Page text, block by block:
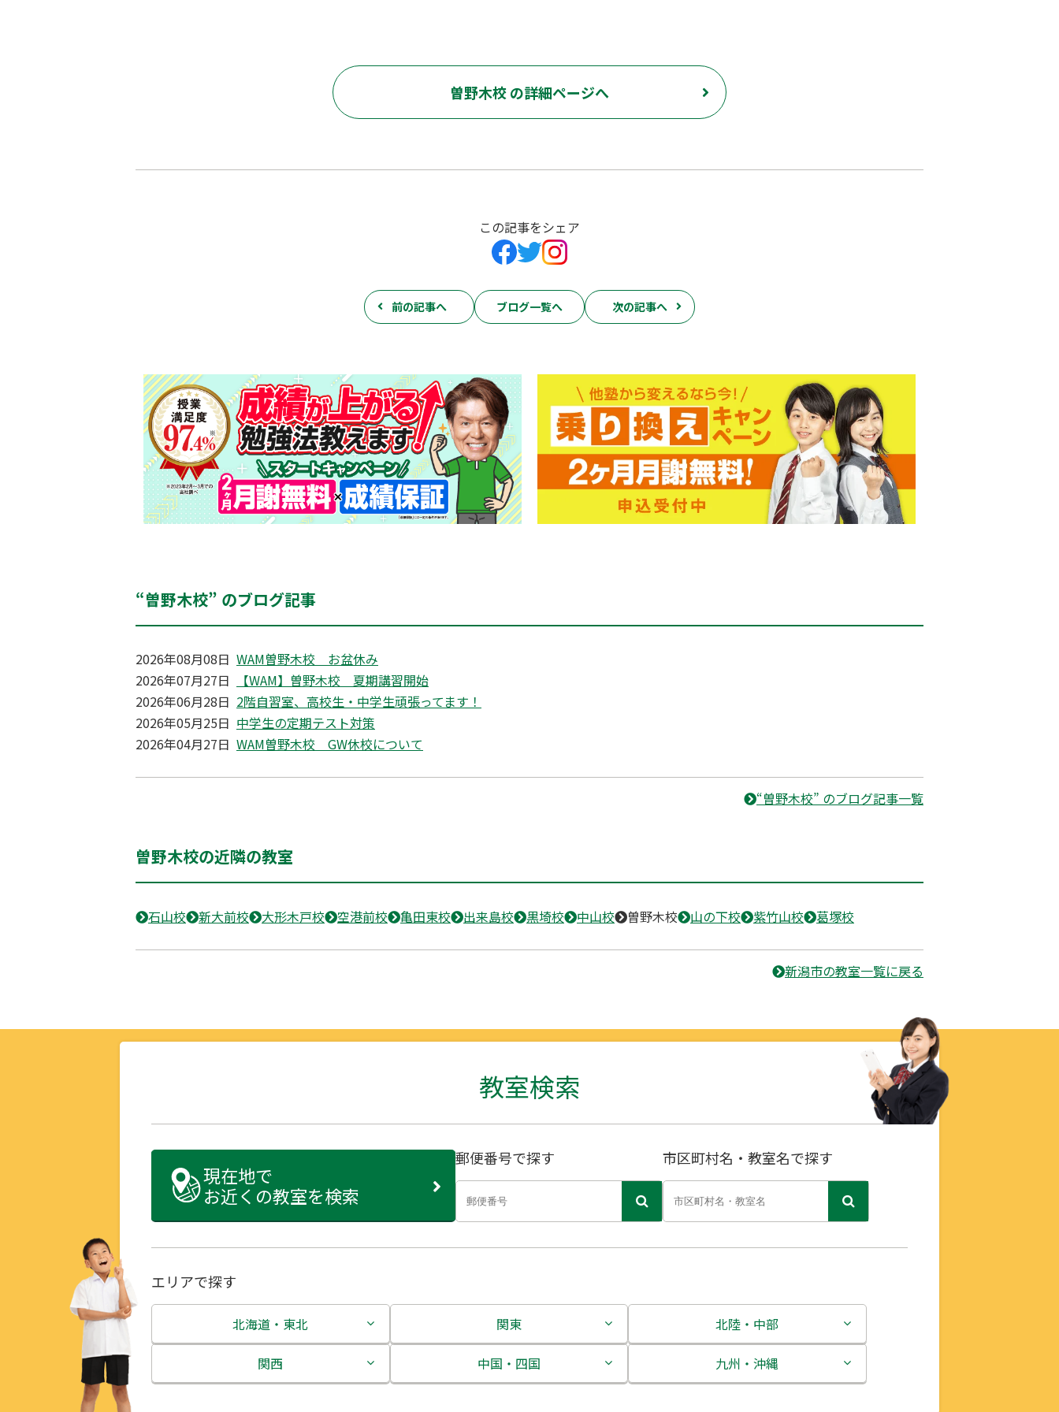
曽野木校 の詳細ページへ
この記事をシェア
前の記事へ ブログ一覧へ 次の記事へ
“曽野木校” のブログ記事
2026年08月08日 WAM曽野木校 お盆休み
2026年07月27日
【WAM】曽野木校 夏期講習開始
2026年06月28日 2階自習室、高校生・中学生頑張ってます！
2026年05月25日 中学生の定期テスト対策
2026年04月27日 WAM曽野木校 GW休校について
“曽野木校” のブログ記事一覧
曽野木校の近隣の教室
石山校 新大前校 大形木戸校 空港前校 亀田東校 出来島校 黒埼校 中山校 曽野木校 山の下校 紫竹山校 葛塚校
新潟市の教室一覧に戻る
教室検索
現在地で
お近くの教室を検索
郵便番号で探す 市区町村名・教室名で探す
エリアで探す
北海道・東北
北海道
関東
茨城県
北陸・中部
新潟県
関西
中国・四国
九州・沖縄